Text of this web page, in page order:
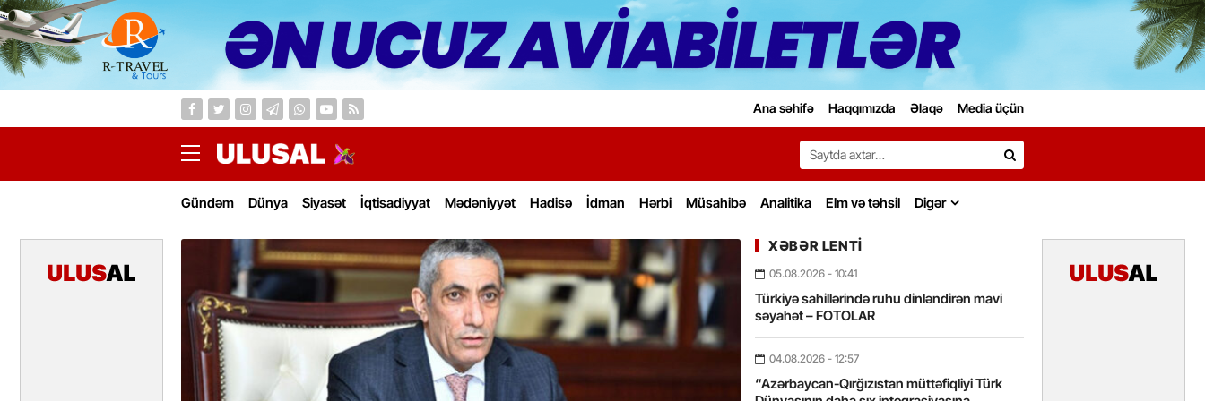
Ana səhifə Haqqımızda Əlaqə Media üçün
Search…
Gündəm Dünya Siyasət İqtisadiyyat Mədəniyyət Hadisə İdman Hərbi Müsahibə Analitika Elm və təhsil Digər
XƏBƏR LENTI
05.08.2026 - 10:41
Türkiyə sahillərində ruhu dinləndirən mavi
səyahət – FOTOLAR
04.08.2026 - 12:57
“Azərbaycan-Qırğızıstan müttəfiqliyi Türk